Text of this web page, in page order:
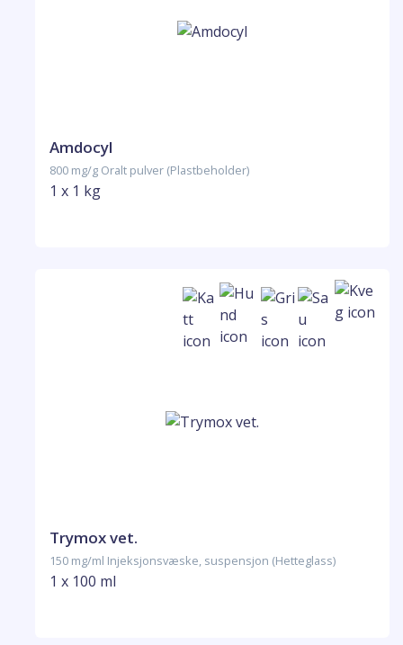
Amdocyl
800 mg/g Oralt pulver (Plastbeholder)
1 x 1 kg
Trymox vet.
150 mg/ml Injeksjonsvæske, suspensjon (Hetteglass)
1 x 100 ml